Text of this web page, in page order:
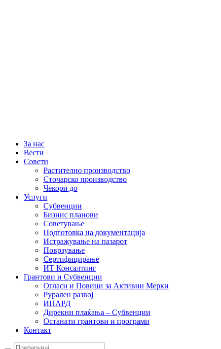
За нас
Вести
Совети
Растително производство
Сточарско производство
Чекори до
Услуги
Субвенции
Бизнис планови
Советување
Подготовка на документација
Истражување на пазарот
Поврзување
Сертифицирање
ИТ Консалтинг
Грантови и Субвенции
Огласи и Повици за Активни Мерки
Рурален развој
ИПАРД
Дирекни плаќања – Субвенции
Останати грантови и програми
Контакт